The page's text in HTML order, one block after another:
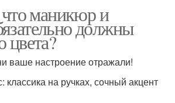
что маникюр и
должны
цвета?
ваше настроение отражали!
на ручках, сочный акцент